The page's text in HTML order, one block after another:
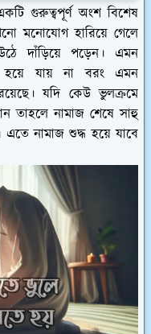
গুরুত্বপূর্ণ অংশ বিশেষ
মনোযোগ হারিয়ে গেলে
দাঁড়িয়ে পড়েন। এমন
হয়ে যায় না বরং এমন
যদি কেউ ভুলক্রমে
তাহলে নামাজ শেষে সাহু
নামাজ শুদ্ধ হয়ে যাবে